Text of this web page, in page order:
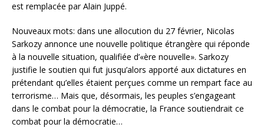
est remplacée par Alain Juppé.
Nouveaux mots: dans une allocution du 27 février, Nicolas
Sarkozy annonce une nouvelle politique étrangère qui réponde
à la nouvelle situation, qualifiée d’«ère nouvelle». Sarkozy
justifie le soutien qui fut jusqu’alors apporté aux dictatures en
prétendant qu’elles étaient perçues comme un rempart face au
terrorisme… Mais que, désormais, les peuples s’engageant
dans le combat pour la démocratie, la France soutiendrait ce
combat pour la démocratie…